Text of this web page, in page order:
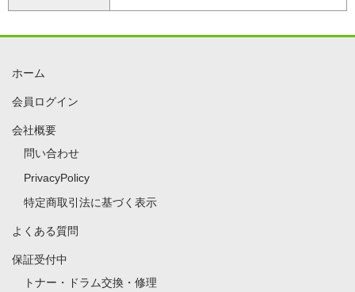
ホーム
会員ログイン
会社概要
問い合わせ
PrivacyPolicy
特定商取引法に基づく表示
よくある質問
保証受付中
トナー・ドラム交換・修理